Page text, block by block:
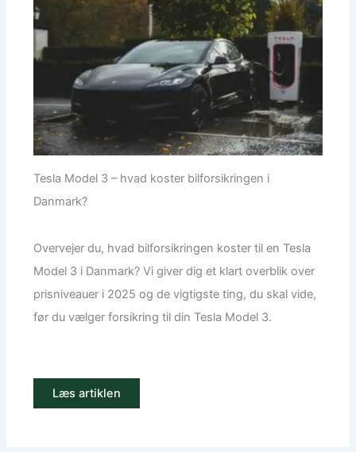
Tesla Model 3 – hvad koster bilforsikringen i
Danmark?
Overvejer du, hvad bilforsikringen koster til en Tesla
Model 3 i Danmark? Vi giver dig et klart overblik over
prisniveauer i 2025 og de vigtigste ting, du skal vide,
før du vælger forsikring til din Tesla Model 3.
Læs artiklen